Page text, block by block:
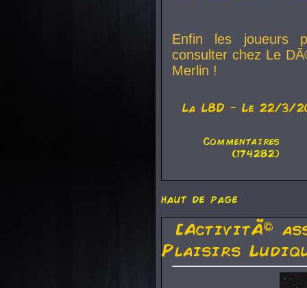
Enfin les joueurs
consulter chez Le
Merlin !
La LBD - Le 22/3/
Commentaires
(174282)
haut de page
[ActivitÃ©
Plaisirs